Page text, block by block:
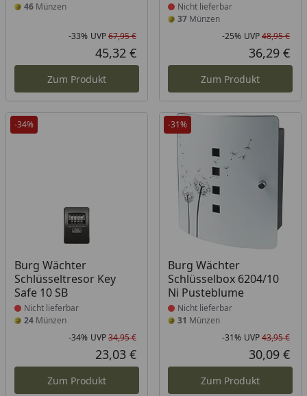
46 Münzen
Rabatt in Prozent
-33%
Ursprünglicher Preis
UVP67,95 €
Aktueller Preis
45,32 €
Zum Produkt
Nicht lieferbar
37Münzen
-25% UVP48,95 €
36,29 €
Zum Produkt
-34%
Burg Wächter
Schlüsseltresor Key
Safe 10 SB
Produkt nicht lieferbar
Nicht lieferbar
24 Münzen
Rabatt in Prozent
-34%
Ursprünglicher Preis
UVP34,95 €
Aktueller Preis
23,03 €
Zum Produkt
-31%
Burg Wächter
Schlüsselbox 6204/10
Ni Pusteblume
Produkt nicht lieferbar
Nicht lieferbar
31 Münzen
-31% UVP43,95 €
30,09 €
Zum Produkt